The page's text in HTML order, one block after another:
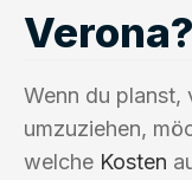
Verona?
Wenn du planst,
umzuziehen,
welche Kosten